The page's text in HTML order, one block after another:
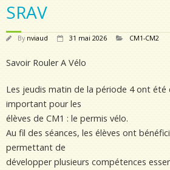
SRAV
By nviaud 31 mai 2026 CM1-CM2
Savoir Rouler A Vélo
Les jeudis matin de la période 4 ont été
important pour les
élèves de CM1 : le permis vélo.
Au fil des séances, les élèves ont
permettant de
développer plusieurs compétences